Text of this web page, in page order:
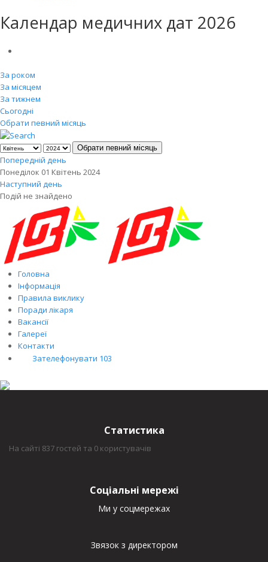
Календар медичних дат 2026
За роком
За місяцем
За тижнем
Сьогодні
Обрати певний місяць
Обрати певний місяць
Попередній день
Понеділок 01 Квітень 2024
Наступний день
Подій не знайдено
Головна
Інформація
Правила виклику
Поради лікаря
Вакансії
Галереї
Контакти
Зателефонувати 103
Статистика
На сайті 837 гостей та 0 користувачів
Соціальні мережі
Ми у соцмережах
Звязок з директором